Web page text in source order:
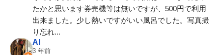
たかと思います券売機等は無いですが、500円で利用
出来ました。少し熱いですがいい風呂でした。写真撮
り忘れ...
AI
3 年前